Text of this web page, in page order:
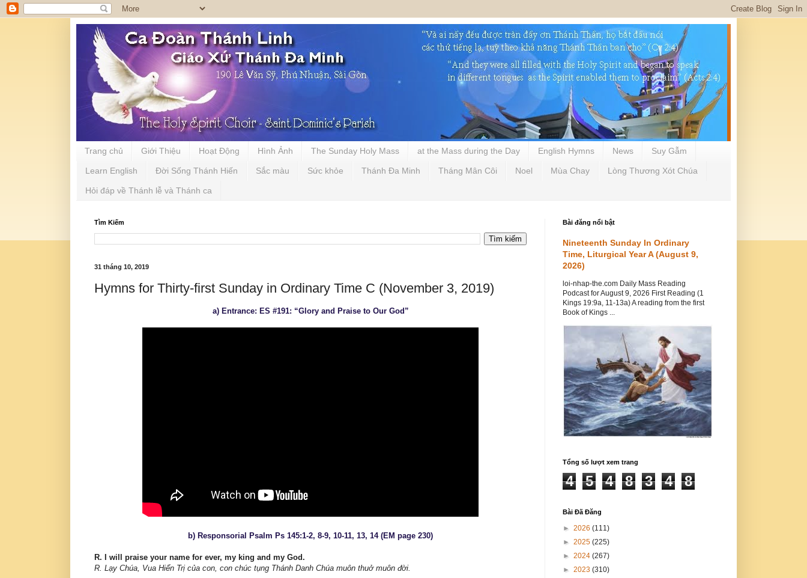
Trang chủ Giới Thiệu Hoạt Động Hình Ảnh The Sunday Holy Mass at the Mass during the Day English Hymns News Suy Gẫm
Learn English Đời Sống Thánh Hiến Sắc màu Sức khỏe Thánh Đa Minh Tháng Mân Côi Noel Mùa Chay Lòng Thương Xót Chúa
Hỏi đáp về Thánh lễ và Thánh ca
Tìm Kiếm
31 tháng 10, 2019
Hymns for Thirty-first Sunday in Ordinary Time C (November 3, 2019)
a) Entrance: ES #191: “Glory and Praise to Our God”
b) Responsorial Psalm Ps 145:1-2, 8-9, 10-11, 13, 14 (EM page 230)
R. I will praise your name for ever, my king and my God.
R. Lạy Chúa, Vua Hiển Trị của con, con chúc tụng Thánh Danh Chúa muôn thuở muôn đời.
Bài đăng nổi bật
Nineteenth Sunday In Ordinary
Time, Liturgical Year A (August 9,
2026)
loi-nhap-the.com Daily Mass Reading
Podcast for August 9, 2026 First Reading (1
Kings 19:9a, 11-13a) A reading from the first
Book of Kings ...
Tổng số lượt xem trang
4 5 4 8 3 4 8
Bài Đã Đăng
► 2026 (111)
► 2025 (225)
► 2024 (267)
► 2023 (310)